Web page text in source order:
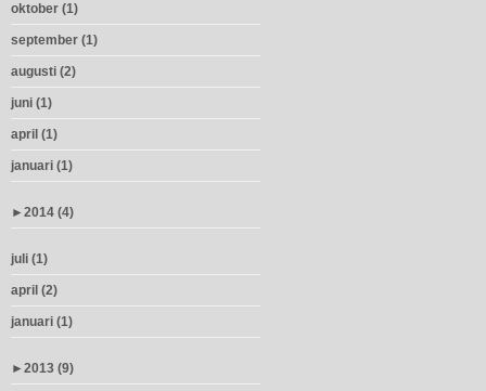
oktober (1)
september (1)
augusti (2)
juni (1)
april (1)
januari (1)
► 2014 (4)
juli (1)
april (2)
januari (1)
► 2013 (9)